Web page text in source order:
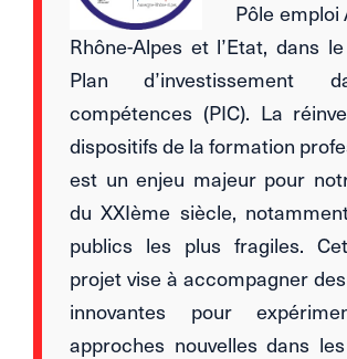
Pôle emploi
Rhône-Alpes et l’Etat, dans
Plan d’investissement
compétences (PIC). La
dispositifs de la formation
est un enjeu majeur pour
du XXIème siècle,
publics les plus fragiles.
projet vise à accompagner
innovantes pour
approches nouvelles dans